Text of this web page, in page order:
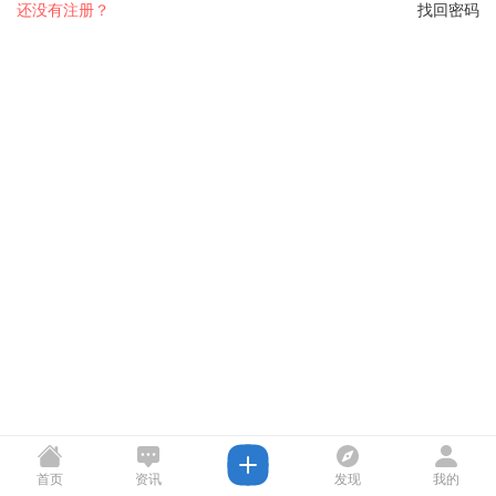
找回密码
还没有注册？
首页 资讯 发现 我的